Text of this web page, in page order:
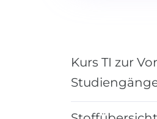
Kurs TI zur